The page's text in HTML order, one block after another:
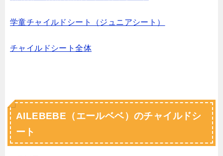
学童チャイルドシート（ジュニアシート）
チャイルドシート全体
AILEBEBE（エールベベ）のチャイルドシ
ート